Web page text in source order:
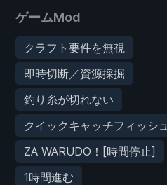
ゲームMod
クラフト要件を無視
即時切断／資源採掘
釣り糸が切れない
クイックキャッチフィッシュ
ZA WARUDO！[時間停止]
1時間進む